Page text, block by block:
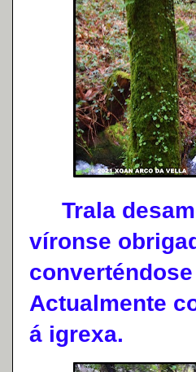
Trala
víronse
Actualmente
á igrexa.